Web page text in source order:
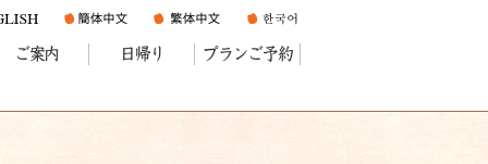
ご案内 日帰り プランご予約